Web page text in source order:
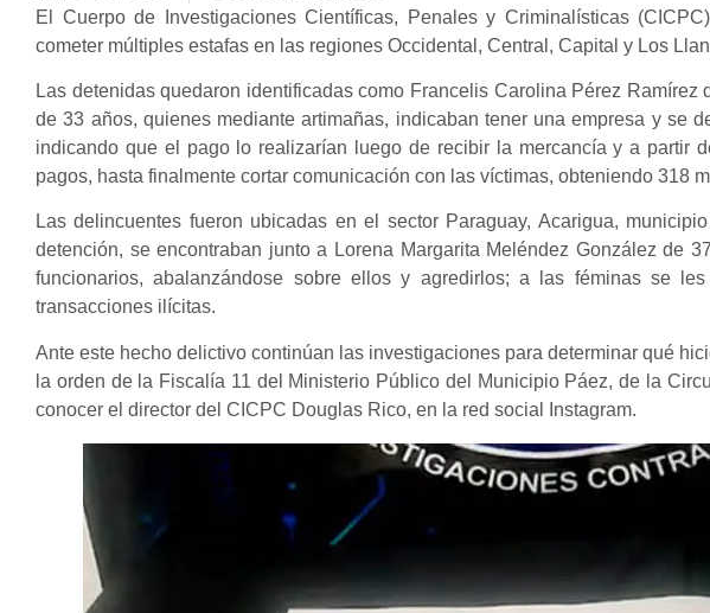
El Cuerpo de Investigaciones Científicas, Penales y Criminalísticas
cometer múltiples estafas en las regiones Occidental, Central, Capital y Los
Las detenidas quedaron identificadas como Francelis Carolina Pérez
de 33 años, quienes mediante artimañas, indicaban tener una empresa y se
indicando que el pago lo realizarían luego de recibir la mercancía y a partir
pagos, hasta finalmente cortar comunicación con las víctimas, obteniendo 318
Las delincuentes fueron ubicadas en el sector Paraguay, Acarigua,
detención, se encontraban junto a Lorena Margarita Meléndez González de
funcionarios, abalanzándose sobre ellos y agredirlos; a las féminas se
transacciones ilícitas.
Ante este hecho delictivo continúan las investigaciones para determinar qué
la orden de la Fiscalía 11 del Ministerio Público del Municipio Páez, de la
conocer el director del CICPC Douglas Rico, en la red social Instagram.